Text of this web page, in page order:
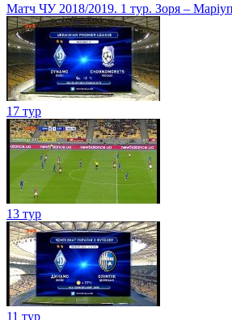
Матч ЧУ 2018/2019. 1 тур. Зоря –
17 тур
13 тур
11 тур